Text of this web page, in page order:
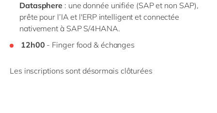
Datasphere : une donnée unifiée (SAP et non SAP),
prête pour l’IA et l'ERP intelligent et connectée
nativement à SAP S/4HANA.
12h00 - Finger food & échanges
Les inscriptions sont désormais clôturées